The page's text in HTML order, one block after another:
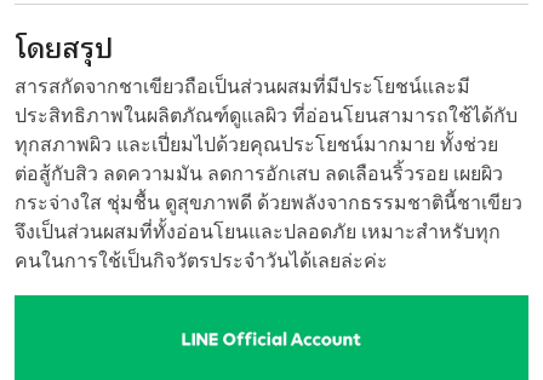
โดยสรุป
สารสกัดจากชาเขียวถือเป็นส่วนผสมที่มีประโยชน์และมี
ประสิทธิภาพในผลิตภัณฑ์ดูแลผิว ที่อ่อนโยนสามารถใช้ได้กับ
ทุกสภาพผิว และเปี่ยมไปด้วยคุณประโยชน์มากมาย ทั้งช่วย
ต่อสู้กับสิว ลดความมัน ลดการอักเสบ ลดเลือนริ้วรอย เผยผิว
กระจ่างใส ชุ่มชื้น ดูสุขภาพดี ด้วยพลังจากธรรมชาตินี้ชาเขียว
จึงเป็นส่วนผสมที่ทั้งอ่อนโยนและปลอดภัย เหมาะสำหรับทุก
คนในการใช้เป็นกิจวัตรประจำวันได้เลยล่ะค่ะ